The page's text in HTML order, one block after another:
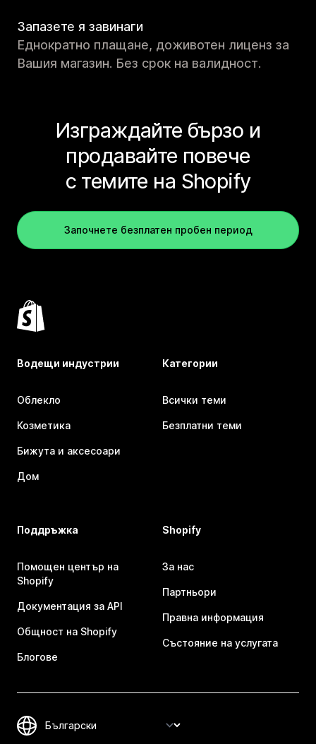
Запазете я завинаги
Еднократно плащане, доживотен лиценз за
Вашия магазин. Без срок на валидност.
Изграждайте бързо и
продавайте повече
с темите на Shopify
Започнете безплатен пробен период
Водещи индустрии
Облекло
Козметика
Бижута и аксесоари
Дом
Категории
Всички теми
Безплатни теми
Поддръжка
Помощен център на
Shopify
Документация за API
Общност на Shopify
Блогове
Shopify
За нас
Партньори
Правна информация
Състояние на услугата